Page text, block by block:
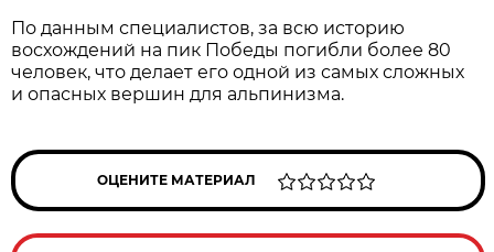
По данным специалистов, за всю историю
восхождений на пик Победы погибли более 80
человек, что делает его одной из самых сложных
и опасных вершин для альпинизма.
ОЦЕНИТЕ МАТЕРИАЛ